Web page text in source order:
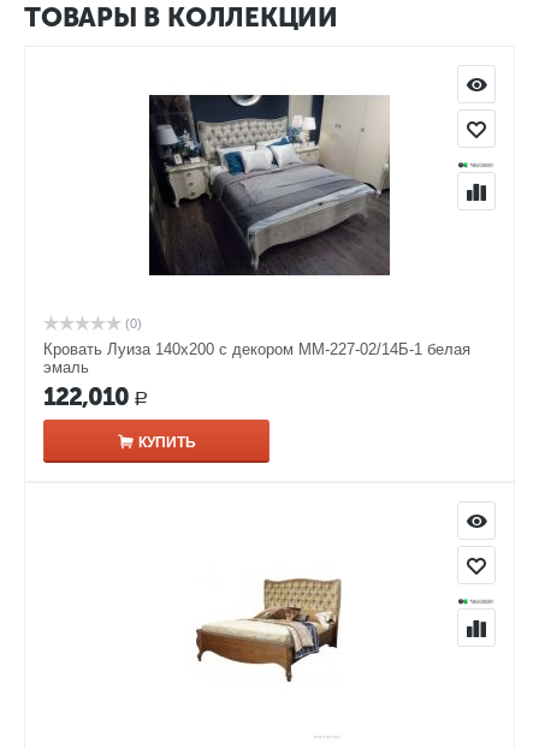
ТОВАРЫ В КОЛЛЕКЦИИ
(0)
Кровать Луиза 140х200 с декором ММ-227-02/14Б-1 белая
эмаль
122,010 Р
КУПИТЬ